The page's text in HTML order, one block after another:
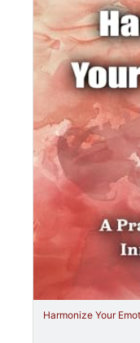
Harmonize Your